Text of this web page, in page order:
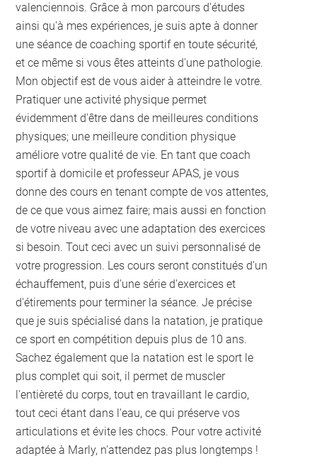
valenciennois. Grâce à mon parcours d'études
ainsi qu'à mes expériences, je suis apte à donner
une séance de coaching sportif en toute sécurité,
et ce même si vous êtes atteints d'une pathologie.
Mon objectif est de vous aider à atteindre le votre.
Pratiquer une activité physique permet
évidemment d'être dans de meilleures conditions
physiques; une meilleure condition physique
améliore votre qualité de vie. En tant que coach
sportif à domicile et professeur APAS, je vous
donne des cours en tenant compte de vos attentes,
de ce que vous aimez faire; mais aussi en fonction
de votre niveau avec une adaptation des exercices
si besoin. Tout ceci avec un suivi personnalisé de
votre progression. Les cours seront constitués d'un
échauffement, puis d'une série d'exercices et
d'étirements pour terminer la séance. Je précise
que je suis spécialisé dans la natation, je pratique
ce sport en compétition depuis plus de 10 ans.
Sachez également que la natation est le sport le
plus complet qui soit, il permet de muscler
l'entièreté du corps, tout en travaillant le cardio,
tout ceci étant dans l'eau, ce qui préserve vos
articulations et évite les chocs. Pour votre activité
adaptée à Marly, n'attendez pas plus longtemps !